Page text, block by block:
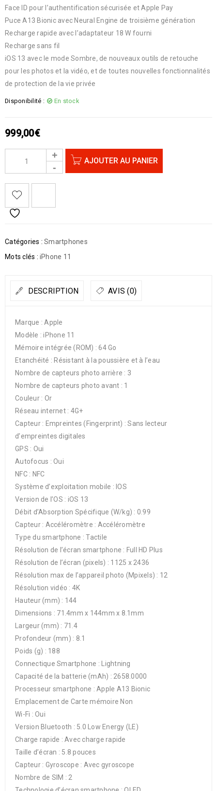
Face ID pour l’authentification sécurisée et Apple Pay
Puce A13 Bionic avec Neural Engine de troisième génération
Recharge rapide avec l’adaptateur 18 W fourni
Recharge sans fil
iOS 13 avec le mode Sombre, de nouveaux outils de retouche
pour les photos et la vidéo, et de toutes nouvelles fonctionnalités
de protection de la vie privée
Disponibilité : En stock
999,00€
AJOUTER AU PANIER
Catégories : Smartphones
Mots clés : iPhone 11
DESCRIPTION AVIS (0)
Marque : Apple
Modèle : iPhone 11
Mémoire intégrée (ROM) : 64 Go
Etanchéité : Résistant à la poussière et à l’eau
Nombre de capteurs photo arrière : 3
Nombre de capteurs photo avant : 1
Couleur : Or
Réseau internet : 4G+
Capteur : Empreintes (Fingerprint) : Sans lecteur
d’empreintes digitales
GPS : Oui
Autofocus : Oui
NFC : NFC
Système d’exploitation mobile : IOS
Version de l’OS : iOS 13
Débit d’Absorption Spécifique (W/kg) : 0.99
Capteur : Accéléromètre : Accéléromètre
Type du smartphone : Tactile
Résolution de l’écran smartphone : Full HD Plus
Résolution de l’écran (pixels) : 1125 x 2436
Résolution max de l’appareil photo (Mpixels) : 12
Résolution vidéo : 4K
Hauteur (mm) : 144
Dimensions : 71.4mm x 144mm x 8.1mm
Largeur (mm) : 71.4
Profondeur (mm) : 8.1
Poids (g) : 188
Connectique Smartphone : Lightning
Capacité de la batterie (mAh) : 2658.0000
Processeur smartphone : Apple A13 Bionic
Emplacement de Carte mémoire Non
Wi-Fi : Oui
Version Bluetooth : 5.0 Low Energy (LE)
Charge rapide : Avec charge rapide
Taille d’écran : 5.8 pouces
Capteur : Gyroscope : Avec gyroscope
Nombre de SIM : 2